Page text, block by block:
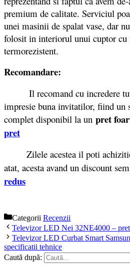
premium de calitate. Serviciul
unei masinii de spalat vase, dar
folosit in interiorul unui cuptor
termorezistent.
Recomandare:
Il recomand cu incredere
impresie buna invitatilor, fiind un
complet disponibil la un pret
pret
Zilele acestea il poti
atat, acesta avand un discount
redus
Categorii Recenzii
Televizor LED Nei 32NE4000 –
Televizor LED Curbat Smart
specificatii tehnice
Caută după: